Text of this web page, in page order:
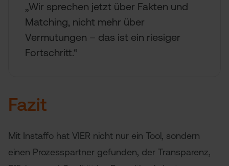
„Wir sprechen jetzt über Fakten und
Matching, nicht mehr über
Vermutungen – das ist ein riesiger
Fortschritt.“
Fazit
Mit Instaffo hat VIER nicht nur ein Tool, sondern
einen Prozesspartner gefunden, der Transparenz,